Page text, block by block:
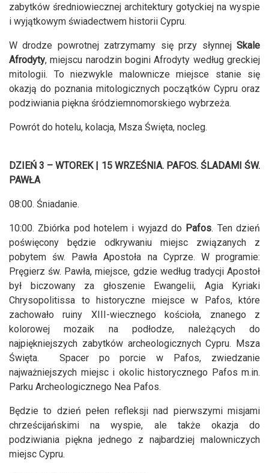
zabytków średniowiecznej architektury gotyckiej na wyspie
i wyjątkowym świadectwem historii Cypru.
W drodze powrotnej zatrzymamy się przy słynnej Skale
Afrodyty, miejscu narodzin bogini Afrodyty według greckiej
mitologii. To niezwykle malownicze miejsce stanie się
okazją do poznania mitologicznych początków Cypru oraz
podziwiania piękna śródziemnomorskiego wybrzeża.
Powrót do hotelu, kolacja, Msza Święta, nocleg.
DZIEŃ 3 – WTOREK | 15 WRZEŚNIA. PAFOS. ŚLADAMI ŚW.
PAWŁA
08:00. Śniadanie.
10:00. Zbiórka pod hotelem i wyjazd do Pafos. Ten dzień
poświęcony będzie odkrywaniu miejsc związanych z
pobytem św. Pawła Apostoła na Cyprze. W programie:
Pręgierz św. Pawła, miejsce, gdzie według tradycji Apostoł
był biczowany za głoszenie Ewangelii, Agia Kyriaki
Chrysopolitissa to historyczne miejsce w Pafos, które
zachowało ruiny XIII-wiecznego kościoła, znanego z
kolorowej mozaik na podłodze, należących do
najpiękniejszych zabytków archeologicznych Cypru. Msza
Święta. Spacer po porcie w Pafos, zwiedzanie
najważniejszych miejsc i okolic historycznego Pafos m.in.
Parku Archeologicznego Nea Pafos.
Będzie to dzień pełen refleksji nad pierwszymi misjami
chrześcijańskimi na wyspie, ale także okazja do
podziwiania piękna jednego z najbardziej malowniczych
miejsc Cypru.